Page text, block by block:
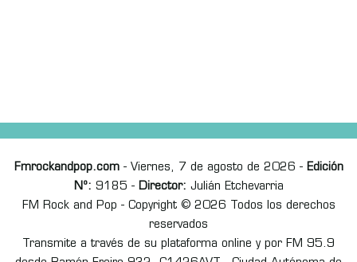
Fmrockandpop.com- Viernes, 7 de agosto de 2026 - Edición
Nº: 9185 - Director: Julián Etchevarria
FM Rock and Pop - Copyright © 2026 Todos los derechos
reservados
Transmite a través de su plataforma online y por FM 95.9